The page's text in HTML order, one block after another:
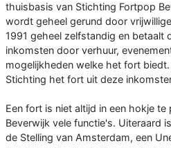
thuisbasis van Stichting Fortpop
wordt geheel gerund door
1991 geheel zelfstandig en betaalt
inkomsten door verhuur,
mogelijkheden welke het fort
Stichting het fort uit deze
Een fort is niet altijd in een hokje
Beverwijk vele functie's. Uiteraard
de Stelling van Amsterdam, een